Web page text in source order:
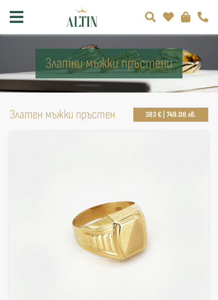
Златни мъжки пръстени
Златен мъжки пръстен 383 € | 749.08 лв.